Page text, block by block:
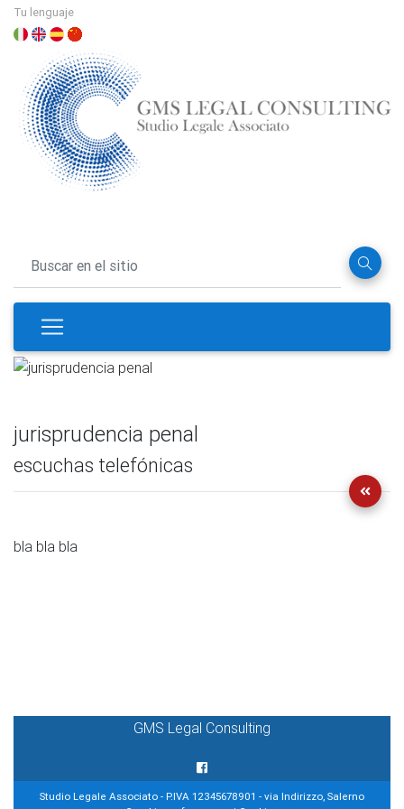
Tu lenguaje
jurisprudencia penal
escuchas telefónicas
bla bla bla
GMS Legal Consulting
Studio Legale Associato - P.IVA 12345678901 - via Indirizzo, Salerno